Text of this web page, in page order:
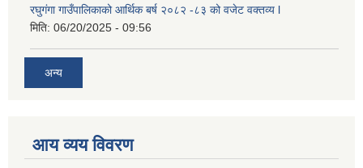
रघुगंगा गाउँपालिकाको आर्थिक बर्ष २०८२ -८३ को वजेट वक्तव्य l
मिति: 06/20/2025 - 09:56
अन्य
आय व्यय विवरण